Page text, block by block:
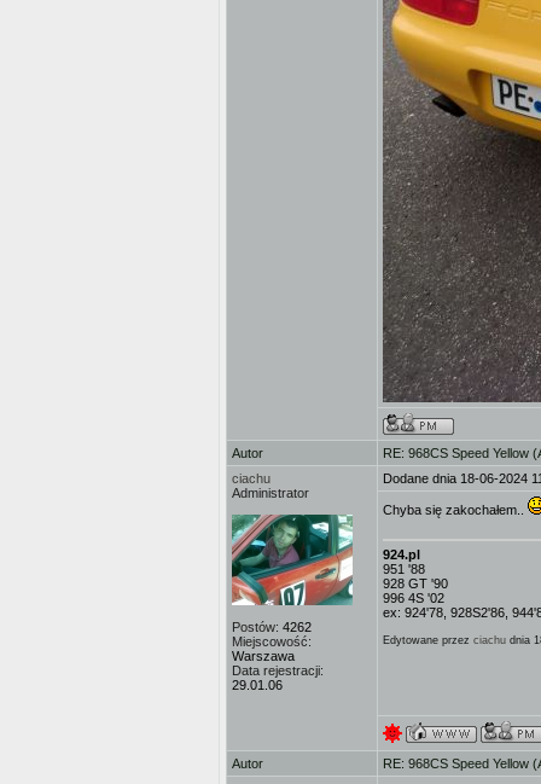
Autor
RE: 968CS Speed Yellow
ciachu
Administrator
Postów: 4262
Miejscowość:
Warszawa
Data rejestracji:
29.01.06
Dodane dnia 18-06-2024
Chyba się zakochałem..
924.pl
951 '88
928 GT '90
996 4S '02
ex: 924'78, 928S2'86,
Edytowane przez ciachu dnia
Autor
RE: 968CS Speed Yellow